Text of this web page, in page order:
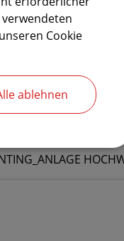
Cookie
ablehnen